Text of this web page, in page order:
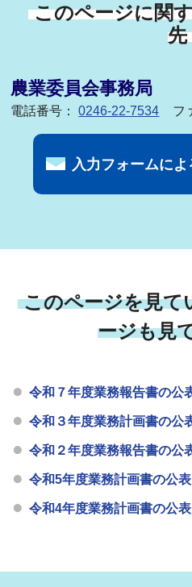
このページに関
先
農業委員会事務局
電話番号：0246-22-7534 フ
入力フォームに
このページを見て
ージも見
令和７年度業務報告書の公
令和３年度業務計画書の公
令和２年度業務報告書の公
令和5年度業務計画書の公
令和4年度業務計画書の公